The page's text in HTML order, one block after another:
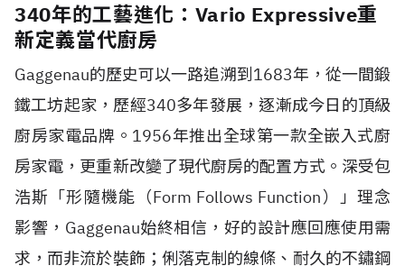
340年的工藝進化：Vario Expressive重
新定義當代廚房
Gaggenau的歷史可以一路追溯到1683年，從一間鍛
鐵工坊起家，歷經340多年發展，逐漸成今日的頂級
廚房家電品牌。1956年推出全球第一款全嵌入式廚
房家電，更重新改變了現代廚房的配置方式。深受包
浩斯「形隨機能（Form Follows Function）」理念
影響，Gaggenau始終相信，好的設計應回應使用需
求，而非流於裝飾；俐落克制的線條、耐久的不鏽鋼